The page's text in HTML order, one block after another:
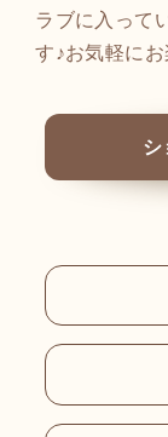
ラブに入って
す♪お気軽にお
シ